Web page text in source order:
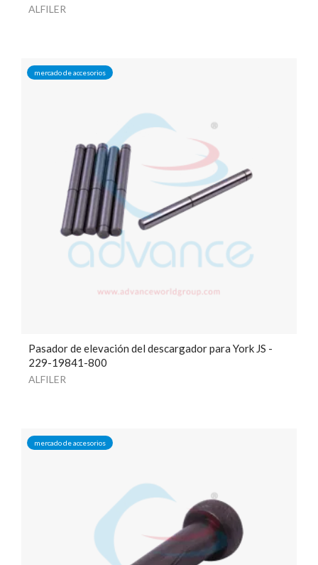
ALFILER
mercado de accesorios
Pasador de elevación del descargador para York JS -
229-19841-800
ALFILER
mercado de accesorios